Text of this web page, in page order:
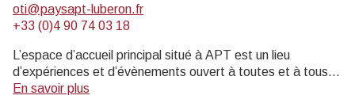
Ouvert au public lundi, mardi, jeudi 14h-17h30, et mercredi
9h-12h30 et 14h-17h30 (hors jours fériés).
oti@paysapt-luberon.fr
+33 (0)4 90 74 03 18
L’espace d’accueil principal situé à APT est un lieu
d’expériences et d’évènements ouvert à toutes et à tous :
visiteurs, locaux, professionnels du tourisme, rencontres et
En savoir plus